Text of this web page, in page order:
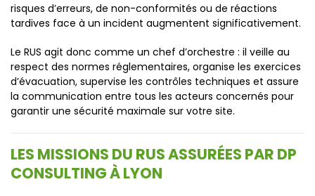
risques d’erreurs, de non-conformités ou de réactions
tardives face à un incident augmentent significativement.
Le RUS agit donc comme un chef d’orchestre : il veille au
respect des normes réglementaires, organise les exercices
d’évacuation, supervise les contrôles techniques et assure
la communication entre tous les acteurs concernés pour
garantir une sécurité maximale sur votre site.
LES MISSIONS DU RUS ASSURÉES PAR DP
CONSULTING À LYON